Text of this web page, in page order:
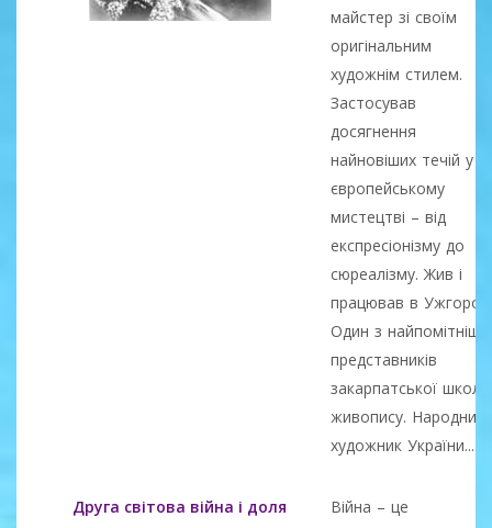
майстер зі своїм
оригінальним
художнім стилем.
Застосував
досягнення
найновіших течій у
європейському
мистецтві – від
експресіонізму до
сюреалізму. Жив і
працював в
Один з
представників
закарпатської школи
живопису. Народний
художник України...
Друга світова війна і доля
Війна – це